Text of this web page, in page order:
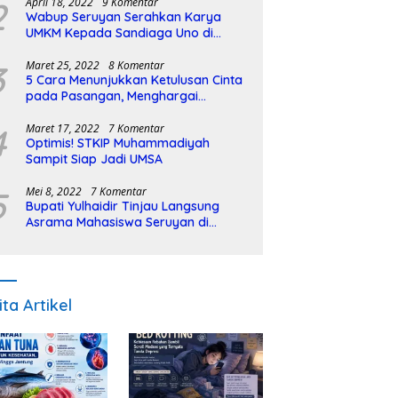
Wabup Seruyan Serahkan Karya
UMKM Kepada Sandiaga Uno di
Maret 25, 2022 8 Komentar
5 Cara Menunjukkan Ketulusan Cinta
pada Pasangan, Menghargai
Maret 17, 2022 7 Komentar
Optimis! STKIP Muhammadiyah
Sampit Siap Jadi UMSA
Mei 8, 2022 7 Komentar
Bupati Yulhaidir Tinjau Langsung
Asrama Mahasiswa Seruyan di
Artikel